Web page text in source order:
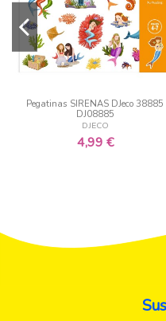
Pegatinas SIRENAS DJeco 38885
DJ08885
DJECO
4,99 €